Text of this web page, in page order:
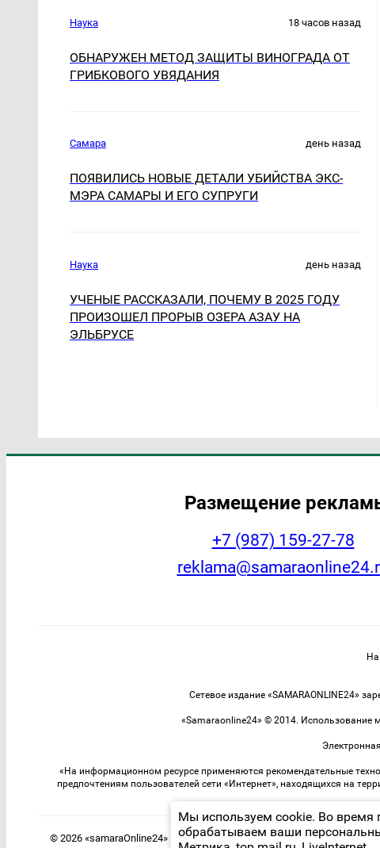
Наука 18 часов назад
ОБНАРУЖЕН МЕТОД ЗАЩИТЫ ВИНОГРАДА ОТ
ГРИБКОВОГО УВЯДАНИЯ
Самара день назад
ПОЯВИЛИСЬ НОВЫЕ ДЕТАЛИ УБИЙСТВА ЭКС-
МЭРА САМАРЫ И ЕГО СУПРУГИ
Наука день назад
УЧЕНЫЕ РАССКАЗАЛИ, ПОЧЕМУ В 2025 ГОДУ
ПРОИЗОШЕЛ ПРОРЫВ ОЗЕРА АЗАУ НА
ЭЛЬБРУСЕ
Размещение
+7 (987) 159-27-78
Сетевое издание «SAMARAONLINE24»
«Samaraonline24» © 2014. Использование
«На информационном ресурсе применяются рекомендательные
предпочтениям пользователей сети «Интернет», находящихся на
© 2026 «samaraOnline24» | Все права защищены
Мы используем cookie. Во время
обрабатываем ваши